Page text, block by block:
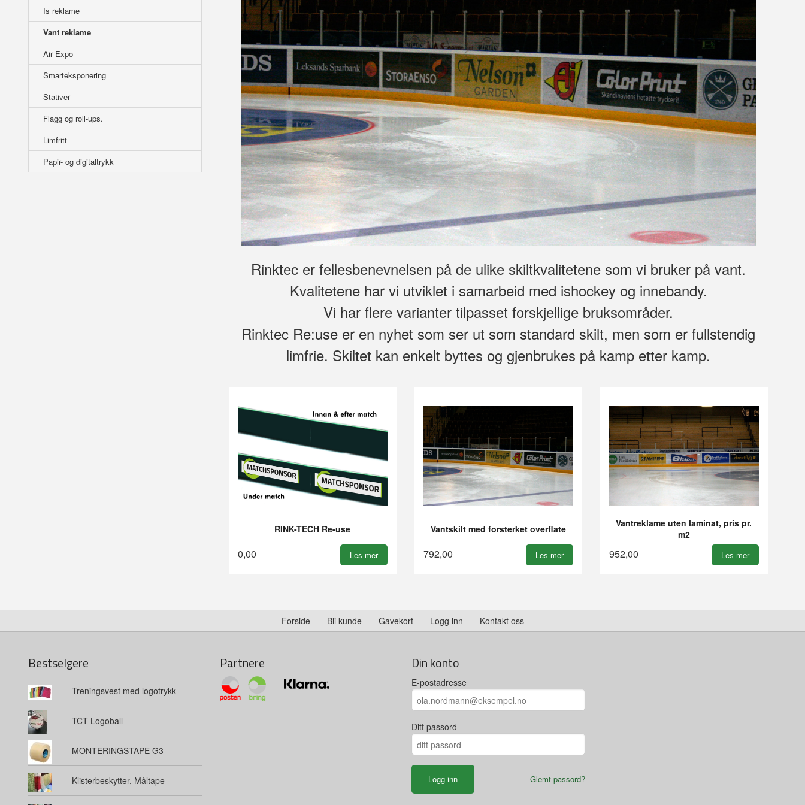
Is reklame
Vant reklame
Air Expo
Smarteksponering
Stativer
Flagg og roll-ups.
Limfritt
Papir- og digitaltrykk
Rinktec er fellesbenevnelsen på de ulike skiltkvalitetene som vi bruker på vant.
Kvalitetene har vi utviklet i samarbeid med ishockey og innebandy.
Vi har flere varianter tilpasset forskjellige bruksområder.
Rinktec Re:use er en nyhet som ser ut som standard skilt, men som er fullstendig
limfrie. Skiltet kan enkelt byttes og gjenbrukes på kamp etter kamp.
RINK-TECH Re-use
0,00 Les mer
Vantskilt med forsterket overflate
792,00 Les mer
Vantreklame uten laminat, pris pr.
m2
952,00 Les mer
Forside Bli kunde Gavekort Logg inn Kontakt oss
Bestselgere
Treningsvest med logotrykk
TCT Logoball
MONTERINGSTAPE G3
Klisterbeskytter, Måltape
Partnere Din konto
E-postadresse
Ditt passord
Glemt passord?